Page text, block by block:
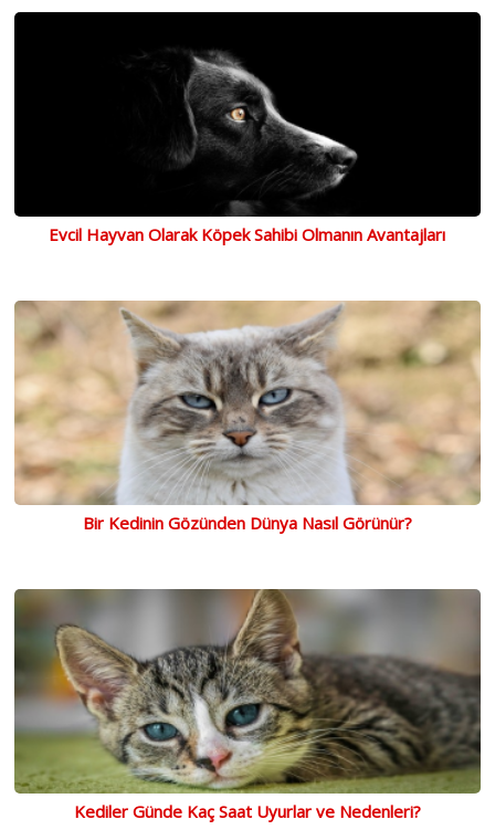
Evcil Hayvan Olarak Köpek Sahibi Olmanın Avantajları
Bir Kedinin Gözünden Dünya Nasıl Görünür?
Kediler Günde Kaç Saat Uyurlar ve Nedenleri?